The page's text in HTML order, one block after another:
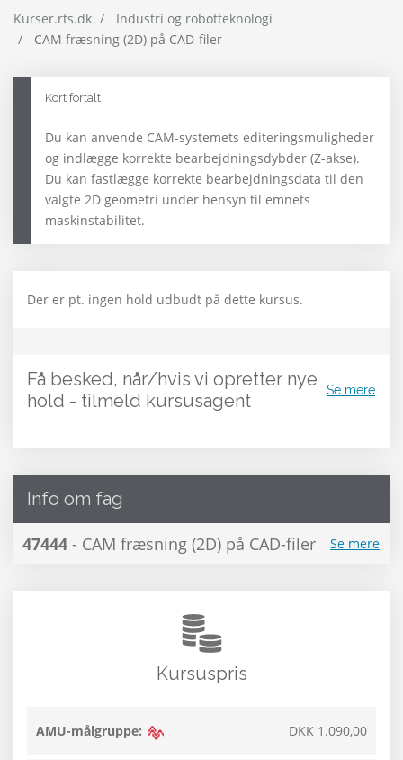
Kurser.rts.dk
Industri og robotteknologi
CAM fræsning (2D) på CAD-filer
Kort fortalt
Du kan anvende CAM-systemets editeringsmuligheder
og indlægge korrekte bearbejdningsdybder (Z-akse).
Du kan fastlægge korrekte bearbejdningsdata til den
valgte 2D geometri under hensyn til emnets
maskinstabilitet.
Der er pt. ingen hold udbudt på dette kursus.
Få besked, når/hvis vi opretter nye
hold - tilmeld kursusagent
Se mere
Info om fag
47444 - CAM fræsning (2D) på CAD-filer Se mere
Kursuspris
AMU-målgruppe: DKK 1.090,00